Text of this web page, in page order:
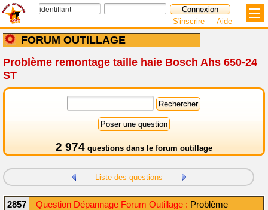
FORUM OUTILLAGE
S'inscrire Aide
Problème remontage taille haie Bosch Ahs 650-24
ST
2 974 questions dans le forum outillage
Liste des questions
2857 Question Dépannage Forum Outillage : Problème